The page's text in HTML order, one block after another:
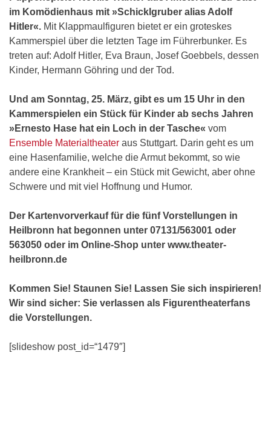
im Komödienhaus mit »Schicklgruber alias Adolf
Hitler«. Mit Klappmaulfiguren bietet er ein groteskes
Kammerspiel über die letzten Tage im Führerbunker. Es
treten auf: Adolf Hitler, Eva Braun, Josef Goebbels, dessen
Kinder, Hermann Göhring und der Tod.
Und am Sonntag, 25. März, gibt es um 15 Uhr in den
Kammerspielen ein Stück für Kinder ab sechs Jahren
»Ernesto Hase hat ein Loch in der Tasche« vom
Ensemble Materialtheater aus Stuttgart. Darin geht es um
eine Hasenfamilie, welche die Armut bekommt, so wie
andere eine Krankheit – ein Stück mit Gewicht, aber ohne
Schwere und mit viel Hoffnung und Humor.
Der Kartenvorverkauf für die fünf Vorstellungen in
Heilbronn hat begonnen unter 07131/563001 oder
563050 oder im Online-Shop unter www.theater-
heilbronn.de
Kommen Sie! Staunen Sie! Lassen Sie sich inspirieren!
Wir sind sicher: Sie verlassen als Figurentheaterfans
die Vorstellungen.
[slideshow post_id=“1479″]